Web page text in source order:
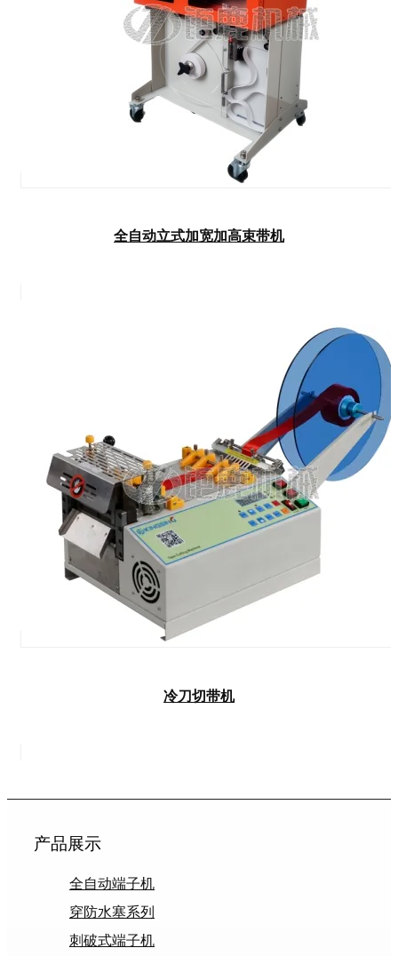
全自动立式加宽加高束带机
冷刀切带机
产品展示
全自动端子机
穿防水塞系列
刺破式端子机